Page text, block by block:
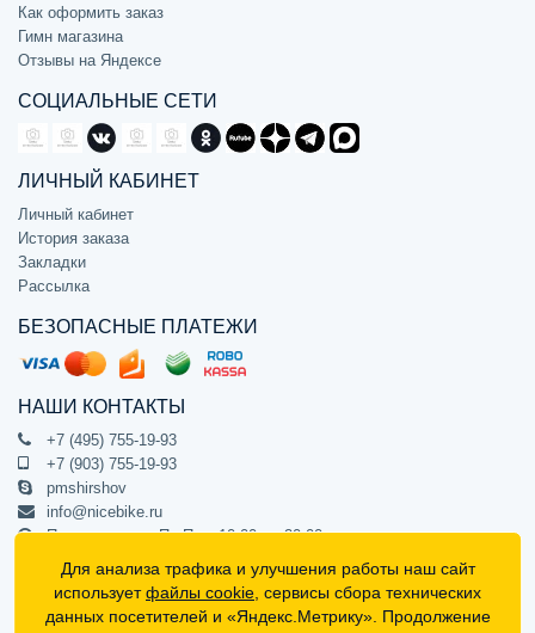
Как оформить заказ
Гимн магазина
Отзывы на Яндексе
СОЦИАЛЬНЫЕ СЕТИ
ЛИЧНЫЙ КАБИНЕТ
Личный кабинет
История заказа
Закладки
Рассылка
БЕЗОПАСНЫЕ ПЛАТЕЖИ
НАШИ КОНТАКТЫ
+7 (495) 755-19-93
+7 (903) 755-19-93
pmshirshov
info@nicebike.ru
Прием звонков Пн-Пт с 10:00 до 20:00
ПВЗ Пн-Пт с 10:00 до 20:00
г. Москва, ул. Барклая 13с1
подъезд 1, цокольный этаж, офис 1
Для анализа трафика и улучшения работы наш сайт
используетфайлы cookie , сервисы сбора технических
данных посетителей и «Яндекс.Метрику». Продолжение